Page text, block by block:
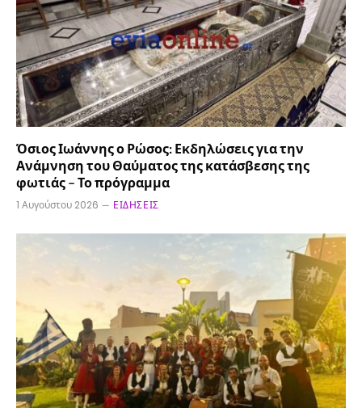
Όσιος Ιωάννης ο Ρώσος: Εκδηλώσεις για την
Ανάμνηση του Θαύματος της κατάσβεσης της
φωτιάς – Το πρόγραμμα
1 Αυγούστου 2026 ΕΙΔΉΣΕΙΣ